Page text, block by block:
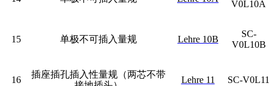
V0L10A
15 单极不可插入量规 Lehre 10B
SC-
V0L10B
16
插座插孔插入性量规（两芯不带
Lehre 11 SC-V0L11